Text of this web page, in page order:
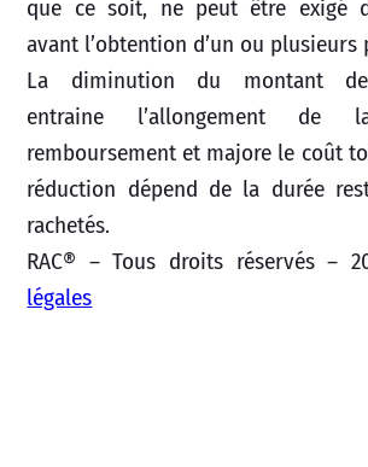
que ce soit, ne peut être exigé
avant l’obtention d’un ou plusieurs
La diminution du montant
entraine l’allongement
remboursement et majore le coût
réduction dépend de la durée
rachetés.
RAC® – Tous droits réservés –
légales